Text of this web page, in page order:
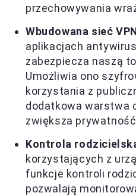
przechowywania
Wbudowana sieć
aplikacjach
zabezpiecza naszą
Umożliwia ono
korzystania z
dodatkowa warstwa
zwiększa
Kontrola
korzystających z
funkcje kontroli
pozwalają